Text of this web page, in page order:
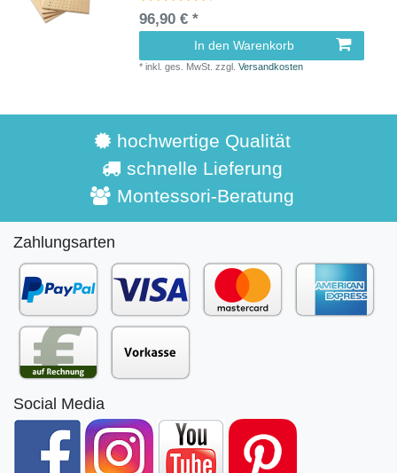
96,90 € *
In den Warenkorb
*inkl. ges. MwSt. zzgl.Versandkosten
hochwertige Qualität
schnelle Lieferung
Montessori-Beratung
Zahlungsarten
Social Media